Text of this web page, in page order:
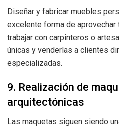
Diseñar y fabricar muebles
excelente forma de aprovechar
trabajar con carpinteros o
únicas y venderlas a clientes
especializadas.
9. Realización de
arquitectónicas
Las maquetas siguen siendo